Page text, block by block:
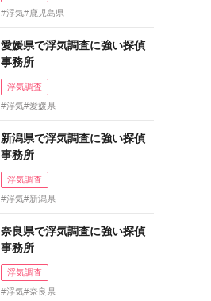
浮気
鹿児島県
愛媛県で浮気調査に強い探偵
事務所
浮気調査
浮気 愛媛県
新潟県で浮気調査に強い探偵
事務所
浮気調査
浮気
新潟県
奈良県で浮気調査に強い探偵
事務所
浮気調査
浮気 奈良県